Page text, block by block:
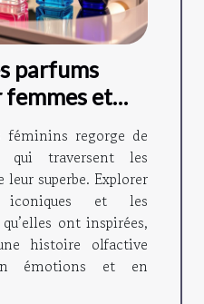
parfums
femmes et
féminins regorge de
qui traversent les
leur superbe. Explorer
iconiques et les
ont inspirées,
histoire olfactive
émotions et en